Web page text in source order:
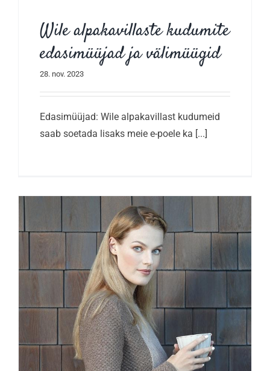
Wile alpakavillaste kudumite
edasimüüjad ja välimüügid
28. nov. 2023
Edasimüüjad: Wile alpakavillast kudumeid
saab soetada lisaks meie e-poele ka [...]